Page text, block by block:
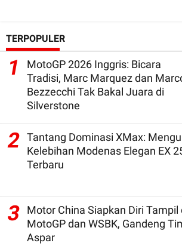
TERPOPULER
1
MotoGP 2026 Inggris: Bicara
Tradisi, Marc Marquez dan
Bezzecchi Tak Bakal Juara di
Silverstone
2 Tantang Dominasi XMax:
Kelebihan Modenas Elegan EX
Terbaru
3
Motor China Siapkan Diri Tampil
MotoGP dan WSBK, Gandeng
Aspar